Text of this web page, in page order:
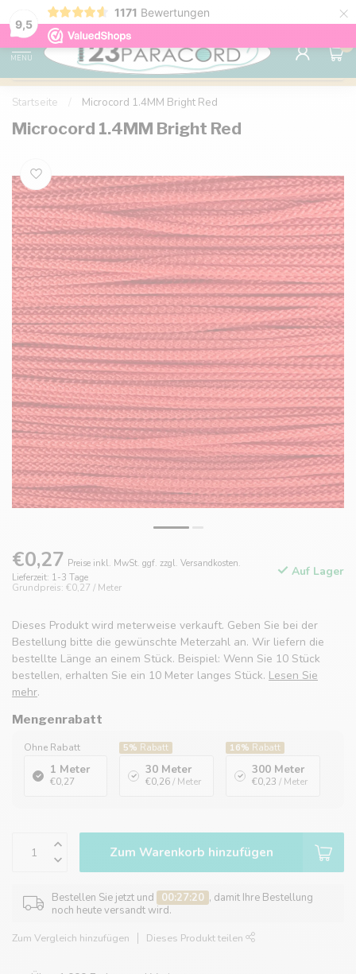
9,5
1171 Bewertungen ×
Kostenlose Lieferung nach Hause ab 150 €
MENU
0
Startseite Microcord 1.4MM Bright Red
Microcord 1.4MM Bright Red
€0,27 Preise inkl. MwSt. ggf. zzgl. Versandkosten.
Lieferzeit: 1-3 Tage
Grundpreis: €0,27 / Meter
Auf Lager
Dieses Produkt wird meterweise verkauft. Geben Sie bei der
Bestellung bitte die gewünschte Meterzahl an. Wir liefern die
bestellte Länge an einem Stück. Beispiel: Wenn Sie 10 Stück
bestellen, erhalten Sie ein 10 Meter langes Stück. Lesen Sie
mehr.
Mengenrabatt
Ohne Rabatt
1 Meter
€0,27
5% Rabatt
30 Meter
€0,26/ Meter
16% Rabatt
300 Meter
€0,23 / Meter
Zum Warenkorb hinzufügen
Bestellen Sie jetzt und 00:27:20 , damit Ihre Bestellung
noch heute versandt wird.
Zum Vergleich hinzufügen Dieses Produkt teilen